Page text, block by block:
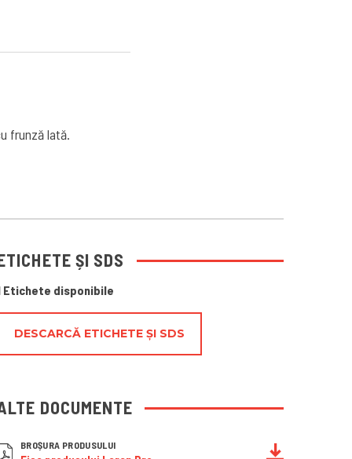
frunză lată.
ȘI SDS
Etichete disponibile
DESCARCĂ ETICHETE ȘI SDS
DOCUMENTE
BROȘURA PRODUSULUI